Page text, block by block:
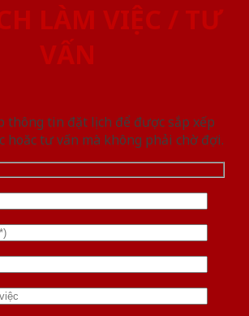
LÀM VIỆC / TƯ
VẤN
thông tin đặt lịch để được sắp xếp
hoăc tư vấn mà không phải chờ đợi.